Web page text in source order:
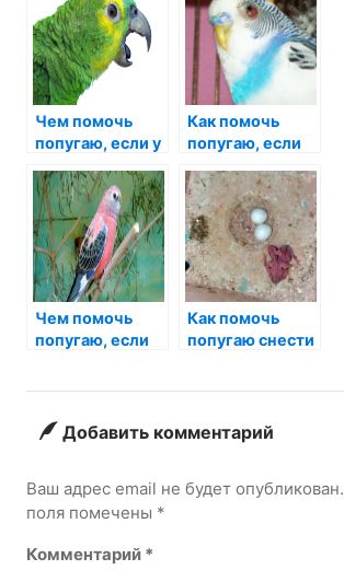
Чем помочь
попугаю, если у
из клюва
Как помочь
попугаю, если
глаз?
Чем помочь
попугаю, если
Как помочь
попугаю снести
Добавить комментарий
Ваш адрес email не будет опубликован.
поля помечены *
Комментарий *